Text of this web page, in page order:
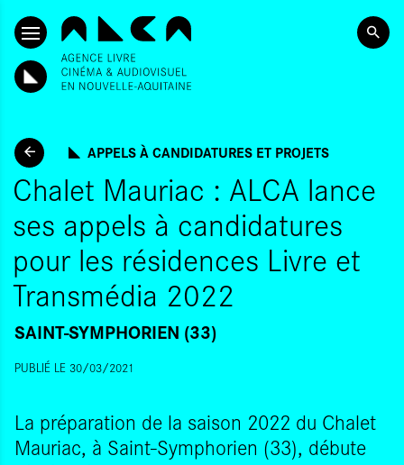
SKIP TO CONTENT
APPELS À CANDIDATURES ET PROJETS
Chalet Mauriac : ALCA lance
ses appels à candidatures
pour les résidences Livre et
Transmédia 2022
SAINT-SYMPHORIEN (33)
PUBLIÉ LE 30/03/2021
La préparation de la saison 2022 du Chalet
Mauriac, à Saint-Symphorien (33), débute